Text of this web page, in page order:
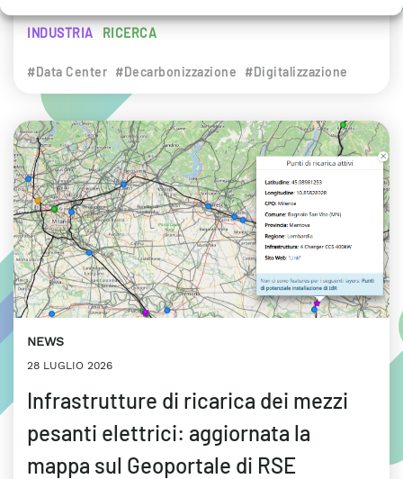
INDUSTRIA RICERCA
#Data Center #Decarbonizzazione #Digitalizzazione
NEWS
28 LUGLIO 2026
Infrastrutture di ricarica dei mezzi
pesanti elettrici: aggiornata la
mappa sul Geoportale di RSE